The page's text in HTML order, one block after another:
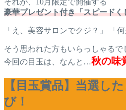
豪華プレゼント付き「スピードく
「え、美容サロンでクジ？」 「
そう思われた方もいらっしゃるで
今回の目玉は、なんと…秋の味
【目玉賞品】当選し
び！